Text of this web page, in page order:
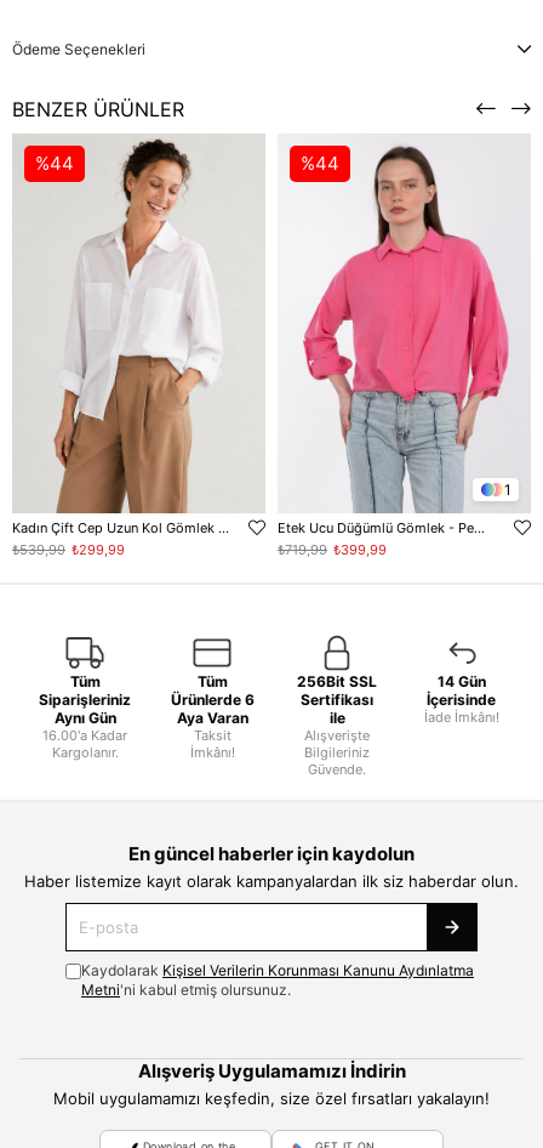
Ödeme Seçenekleri
BENZER ÜRÜNLER
Kadın Çift Cep Uzun Kol Gömlek - Beyaz
₺299,99
₺539,99
%44
1
Etek Ucu Düğümlü Gömlek - Pembe
₺399,99
₺719,99
%44
Tüm
Siparişleriniz
Aynı Gün
16.00'a Kadar
Kargolanır.
Tüm
Ürünlerde 6
Aya Varan
Taksit
İmkânı!
256Bit SSL
Sertifikası
ile
Alışverişte
Bilgileriniz
Güvende.
14 Gün
İçerisinde
İade İmkânı!
En güncel haberler için kaydolun
Haber listemize kayıt olarak kampanyalardan ilk siz haberdar olun.
Kaydolarak Kişisel Verilerin Korunması Kanunu Aydınlatma
Metni'ni kabul etmiş olursunuz.
Alışveriş Uygulamamızı İndirin
Mobil uygulamamızı keşfedin, size özel fırsatları yakalayın!